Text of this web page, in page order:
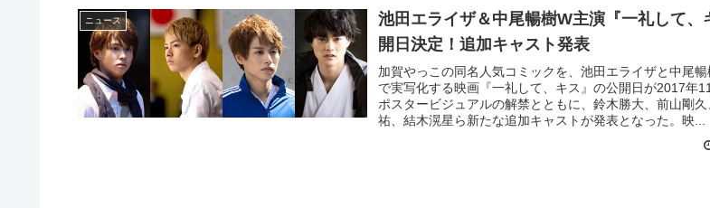
ニュース
池田エライザ＆中尾暢樹W主演『一礼して、
開日決定！追加キャスト発表
加賀やっこの同名人気コミックを、池田エライザと中尾
で実写化する映画『一礼して、キス』の公開日が2017年
ポスタービジュアルの解禁とともに、鈴木勝大、前山剛
祐、結木滉星ら新たな追加キャストが発表となった。映...